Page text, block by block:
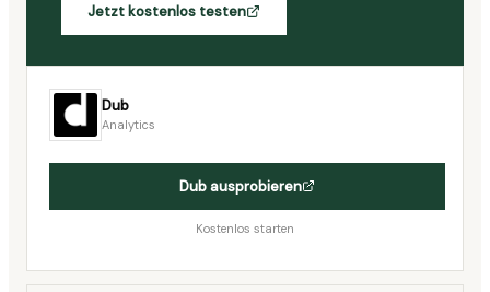
Jetzt kostenlos testen
Dub
Analytics
Dubausprobieren
Kostenlos starten